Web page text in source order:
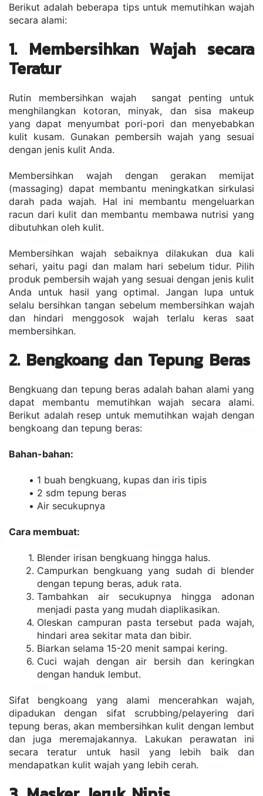
Berikut adalah beberapa tips untuk memutihkan wajah
secara alami:
1. Membersihkan Wajah secara
Teratur
Rutin membersihkan wajah  sangat penting untuk
menghilangkan kotoran, minyak, dan sisa makeup
yang dapat menyumbat pori-pori dan menyebabkan
kulit kusam. Gunakan pembersih wajah yang sesuai
dengan jenis kulit Anda.
Membersihkan wajah dengan gerakan memijat
(massaging) dapat membantu meningkatkan sirkulasi
darah pada wajah. Hal ini membantu mengeluarkan
racun dari kulit dan membantu membawa nutrisi yang
dibutuhkan oleh kulit.
Membersihkan wajah sebaiknya dilakukan dua kali
sehari, yaitu pagi dan malam hari sebelum tidur. Pilih
produk pembersih wajah yang sesuai dengan jenis kulit
Anda untuk hasil yang optimal. Jangan lupa untuk
selalu bersihkan tangan sebelum membersihkan wajah
dan hindari menggosok wajah terlalu keras saat
membersihkan.
2. Bengkoang dan Tepung Beras
Bengkuang dan tepung beras adalah bahan alami yang
dapat membantu memutihkan wajah secara alami.
Berikut adalah resep untuk memutihkan wajah dengan
bengkoang dan tepung beras:
Bahan-bahan:
1 buah bengkuang, kupas dan iris tipis
2 sdm tepung beras
Air secukupnya
Cara membuat:
Blender irisan bengkuang hingga halus.
Campurkan bengkuang yang sudah di blender
dengan tepung beras, aduk rata.
Tambahkan air secukupnya hingga adonan
menjadi pasta yang mudah diaplikasikan.
Oleskan campuran pasta tersebut pada wajah,
hindari area sekitar mata dan bibir.
Biarkan selama 15-20 menit sampai kering.
Cuci wajah dengan air bersih dan keringkan
dengan handuk lembut.
Sifat bengkoang yang alami mencerahkan wajah,
dipadukan dengan sifat scrubbing/pelayering dari
tepung beras, akan membersihkan kulit dengan lembut
dan juga meremajakannya. Lakukan perawatan ini
secara teratur untuk hasil yang lebih baik dan
mendapatkan kulit wajah yang lebih cerah.